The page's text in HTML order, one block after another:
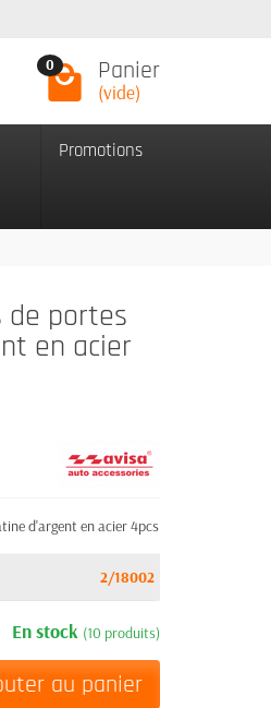
0 Panier
(vide)
Promotions
de portes
en acier
d'argent en acier 4pcs
2/18002
En stock (10 produits)
au panier